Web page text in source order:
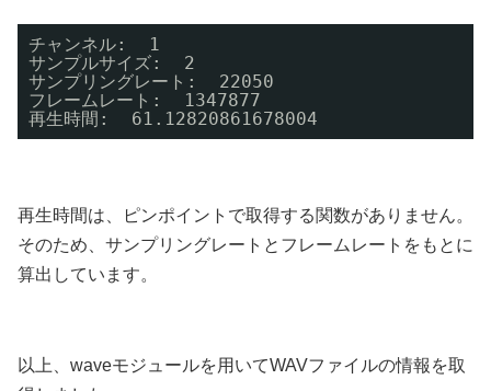
チャンネル:  1
サンプルサイズ:  2
サンプリングレート:  22050
フレームレート:  1347877
再生時間:  61.12820861678004
再生時間は、ピンポイントで取得する関数がありません。
そのため、サンプリングレートとフレームレートをもとに
算出しています。
以上、waveモジュールを用いてWAVファイルの情報を取